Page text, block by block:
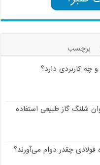
برچسب
کاربردی دارد؟
شلنگ گاز طبیعی استفاده
چقدر دوام می‌آورند؟